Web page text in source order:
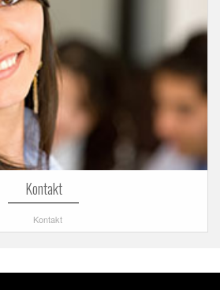
Kontakt
Kontakt